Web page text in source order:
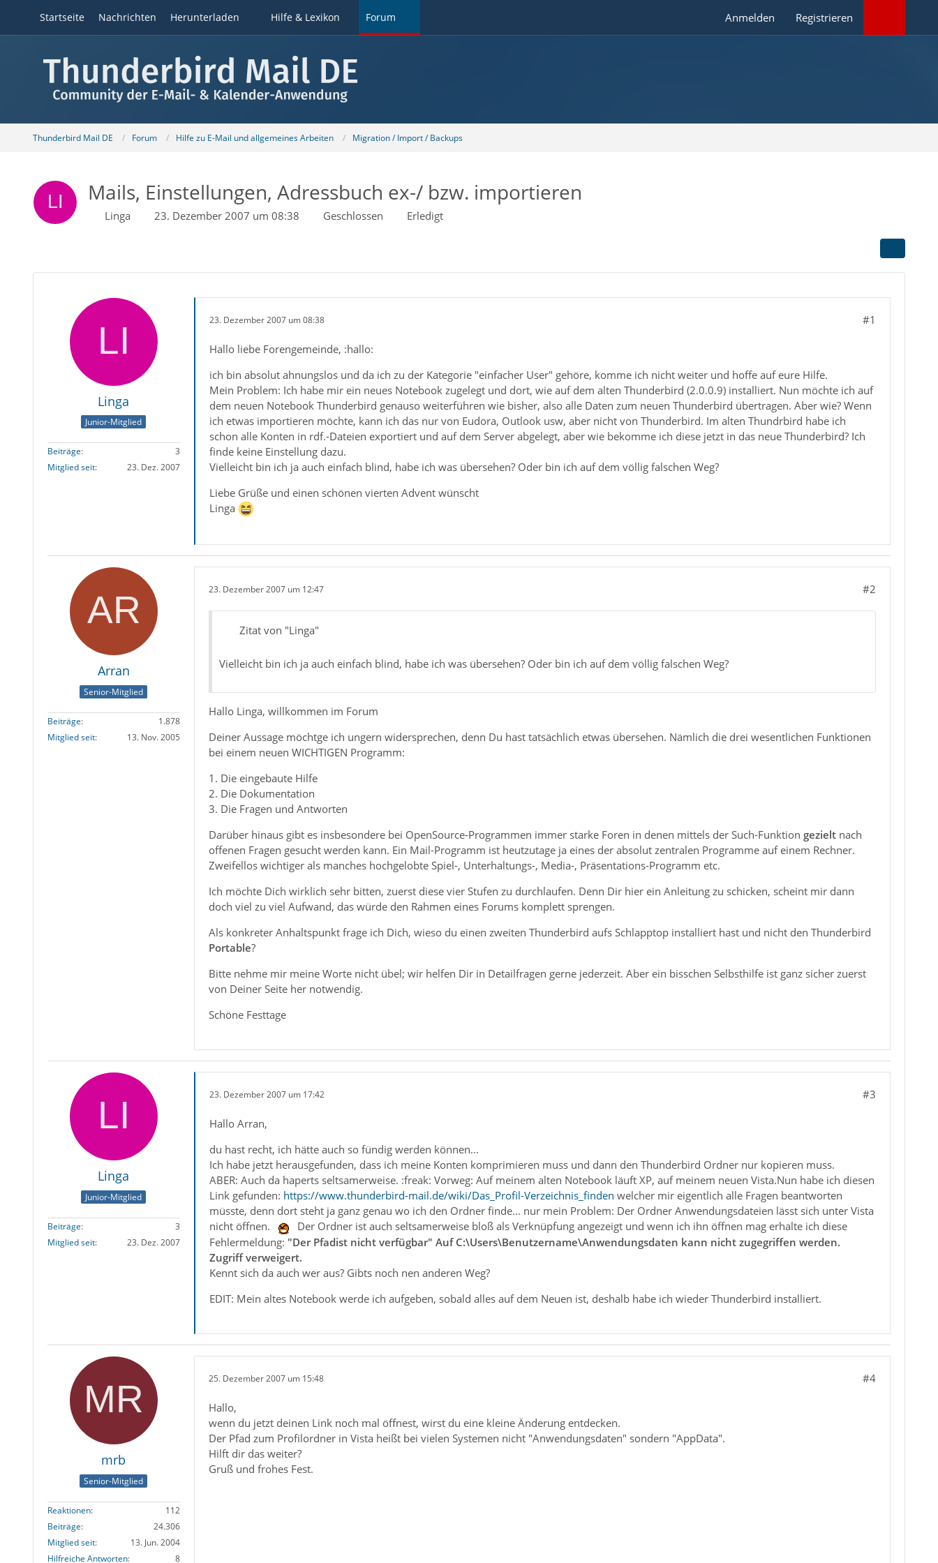
Startseite Nachrichten Herunterladen Hilfe & Lexikon Forum Anmelden Registrieren
Thunderbird Mail DE Forum Hilfe zu E-Mail und allgemeines Arbeiten Migration / Import / Backups
Mails, Einstellungen, Adressbuch ex-/ bzw. importieren
Linga 23. Dezember 2007 um 08:38 Geschlossen Erledigt
Linga
Junior-Mitglied
Beiträge
3
Mitglied seit
23. Dez. 2007
23. Dezember 2007 um 08:38 #1
Hallo liebe Forengemeinde, :hallo:
ich bin absolut ahnungslos und da ich zu der Kategorie "einfacher User" gehöre, komme ich nicht weiter und hoffe auf eure Hilfe.
Mein Problem: Ich habe mir ein neues Notebook zugelegt und dort, wie auf dem alten Thunderbird (2.0.0.9) installiert. Nun möchte ich auf
dem neuen Notebook Thunderbird genauso weiterführen wie bisher, also alle Daten zum neuen Thunderbird übertragen. Aber wie? Wenn
ich etwas importieren möchte, kann ich das nur von Eudora, Outlook usw, aber nicht von Thunderbird. Im alten Thundrbird habe ich
schon alle Konten in rdf.-Dateien exportiert und auf dem Server abgelegt, aber wie bekomme ich diese jetzt in das neue Thunderbird? Ich
finde keine Einstellung dazu.
Vielleicht bin ich ja auch einfach blind, habe ich was übersehen? Oder bin ich auf dem völlig falschen Weg?
Liebe Grüße und einen schönen vierten Advent wünscht
Linga
Arran
Senior-Mitglied
Beiträge
1.878
Mitglied seit
13. Nov. 2005
23. Dezember 2007 um 12:47 #2
Zitat von "Linga"
Vielleicht bin ich ja auch einfach blind, habe ich was übersehen? Oder bin ich auf dem völlig falschen Weg?
Hallo Linga, willkommen im Forum
Deiner Aussage möchtge ich ungern widersprechen, denn Du hast tatsächlich etwas übersehen. Nämlich die drei wesentlichen Funktionen
bei einem neuen WICHTIGEN Programm:
1. Die eingebaute Hilfe
2. Die Dokumentation
3. Die Fragen und Antworten
Darüber hinaus gibt es insbesondere bei OpenSource-Programmen immer starke Foren in denen mittels der Such-Funktion gezieltnach
offenen Fragen gesucht werden kann. Ein Mail-Programm ist heutzutage ja eines der absolut zentralen Programme auf einem Rechner.
Zweifellos wichtiger als manches hochgelobte Spiel-, Unterhaltungs-, Media-, Präsentations-Programm etc.
Ich möchte Dich wirklich sehr bitten, zuerst diese vier Stufen zu durchlaufen. Denn Dir hier ein Anleitung zu schicken, scheint mir dann
doch viel zu viel Aufwand, das würde den Rahmen eines Forums komplett sprengen.
Als konkreter Anhaltspunkt frage ich Dich, wieso du einen zweiten Thunderbird aufs Schlapptop installiert hast und nicht den Thunderbird
Portable?
Bitte nehme mir meine Worte nicht übel; wir helfen Dir in Detailfragen gerne jederzeit. Aber ein bisschen Selbsthilfe ist ganz sicher zuerst
von Deiner Seite her notwendig.
Schöne Festtage
Linga
Junior-Mitglied
Beiträge
3
Mitglied seit
23. Dez. 2007
23. Dezember 2007 um 17:42 #3
Hallo Arran,
du hast recht, ich hätte auch so fündig werden können...
Ich habe jetzt herausgefunden, dass ich meine Konten komprimieren muss und dann den Thunderbird Ordner nur kopieren muss.
ABER: Auch da haperts seltsamerweise. :freak: Vorweg: Auf meinem alten Notebook läuft XP, auf meinem neuen Vista.Nun habe ich diesen
Link gefunden: https://www.thunderbird-mail.de/wiki/Das_Profil-Verzeichnis_finden welcher mir eigentlich alle Fragen beantworten
müsste, denn dort steht ja ganz genau wo ich den Ordner finde... nur mein Problem: Der Ordner Anwendungsdateien lässt sich unter Vista
nicht öffnen.
Der Ordner ist auch seltsamerweise bloß als Verknüpfung angezeigt und wenn ich ihn öffnen mag erhalte ich diese
Fehlermeldung: "Der Pfadist nicht verfügbar" Auf C:\Users\Benutzername\Anwendungsdaten kann nicht zugegriffen werden.
Zugriff verweigert.
Kennt sich da auch wer aus? Gibts noch nen anderen Weg?
EDIT: Mein altes Notebook werde ich aufgeben, sobald alles auf dem Neuen ist, deshalb habe ich wieder Thunderbird installiert.
mrb
Senior-Mitglied
Reaktionen
112
Beiträge
24.306
Mitglied seit
13. Jun. 2004
Hilfreiche Antworten
8
25. Dezember 2007 um 15:48 #4
Hallo,
wenn du jetzt deinen Link noch mal öffnest, wirst du eine kleine Änderung entdecken.
Der Pfad zum Profilordner in Vista heißt bei vielen Systemen nicht "Anwendungsdaten" sondern "AppData".
Hilft dir das weiter?
Gruß und frohes Fest.